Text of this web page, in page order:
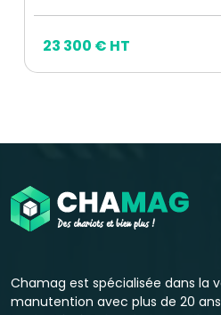
23 300 € HT
Chamag est spécialisée dans la
manutention avec plus de 20 ans